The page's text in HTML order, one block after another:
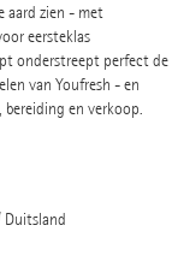
aard zien - met
eersteklas
onderstreept perfect de
van Youfresh - en
bereiding en verkoop.